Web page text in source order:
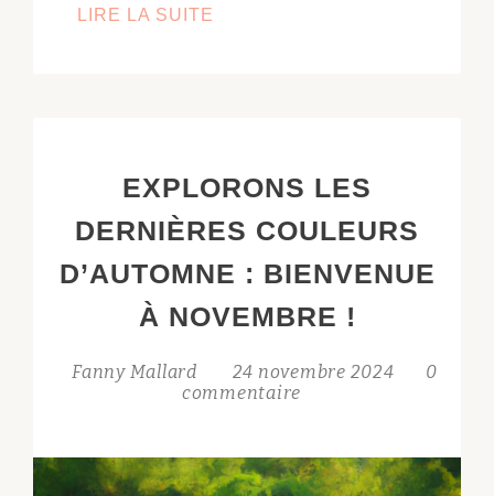
LIRE LA SUITE
LES
EXPLORONS LES
DERNIÈRES COULEURS
D’AUTOMNE : BIENVENUE
À NOVEMBRE !
Fanny Mallard 24 novembre 2024
0
commentaire